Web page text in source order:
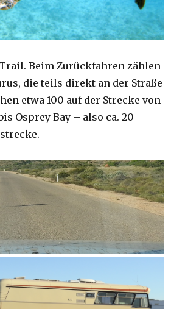
Beim Zurückfahren zählen
die teils direkt an der Straße
etwa 100 auf der Strecke von
Osprey Bay – also ca. 20